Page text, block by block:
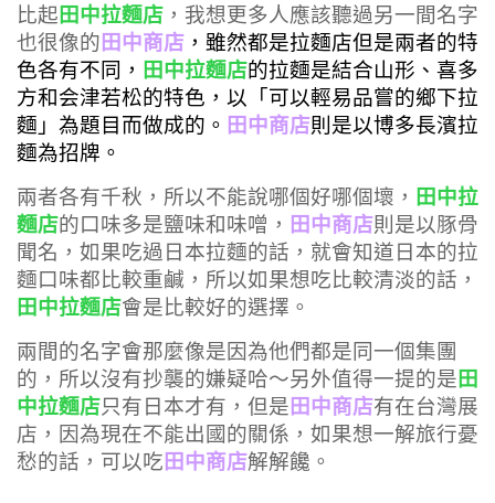
比起 田中拉麵店 ，我想更多人應該聽過另一間名字
也很像的 田中商店 ，雖然都是拉麵店但是兩者的特
色各有不同， 田中拉麵店的拉麵是結合山形、喜多
方和会津若松的特色，以「可以輕易品嘗的鄉下拉
麵」為題目而做成的。 田中商店則是以博多長濱拉
麵為招牌。
兩者各有千秋，所以不能說哪個好哪個壞， 田中拉
麵店的口味多是鹽味和味噌， 田中商店則是以豚骨
聞名，如果吃過日本拉麵的話，就會知道日本的拉
麵口味都比較重鹹，所以如果想吃比較清淡的話，
田中拉麵店會是比較好的選擇。
兩間的名字會那麼像是因為他們都是同一個集團
的，所以沒有抄襲的嫌疑哈～另外值得一提的是 田
中拉麵店只有日本才有，但是 田中商店有在台灣展
店，因為現在不能出國的關係，如果想一解旅行憂
愁的話，可以吃 田中商店解解饞。